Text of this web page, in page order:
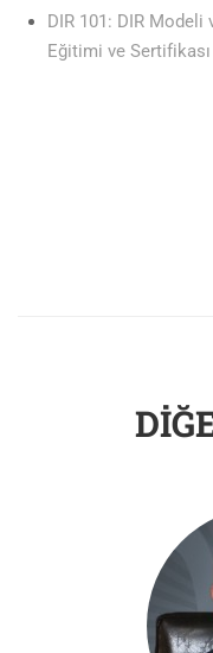
DIR 101: DIR Modeli
Eğitimi ve